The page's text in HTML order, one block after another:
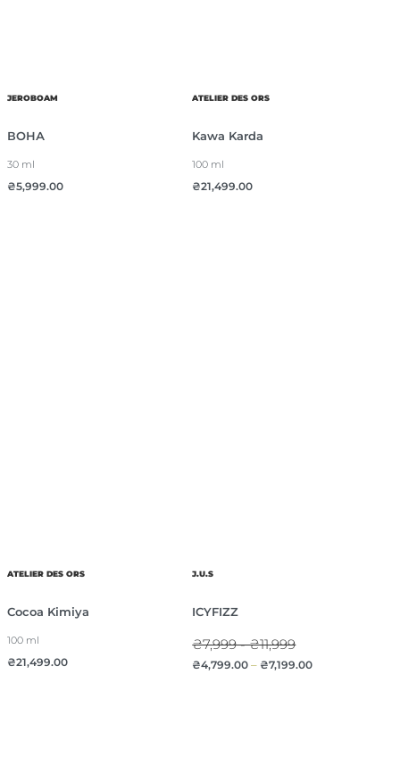
JEROBOAM
ВОНА
30 ml
₴5,999.00
ATELIER DES ORS
Kawa Karda
100 ml
₴21,499.00
ATELIER DES ORS
Cocoa Kimiya
100 ml
₴21,499.00
J.U.S
ICYFIZZ
₴7,999 - ₴11,999
₴4,799.00 – ₴7,199.00